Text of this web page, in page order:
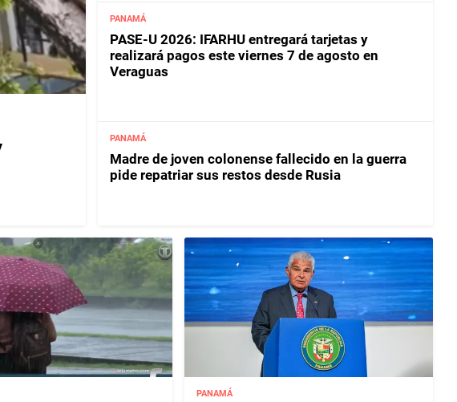
PANAMÁ
PASE-U 2026: IFARHU entregará tarjetas y
realizará pagos este viernes 7 de agosto en
Veraguas
PANAMÁ
Madre de joven colonense fallecido en la guerra
pide repatriar sus restos desde Rusia
PANAMÁ